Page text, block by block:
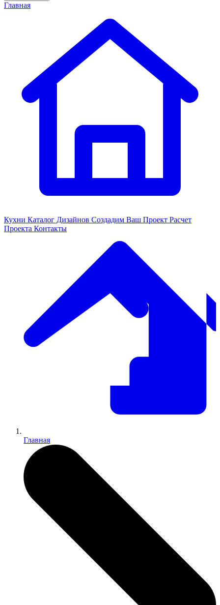
Главная
Кухни Каталог Дизайнов Создадим Ваш Проект Расчет
Проекта Контакты
Главная